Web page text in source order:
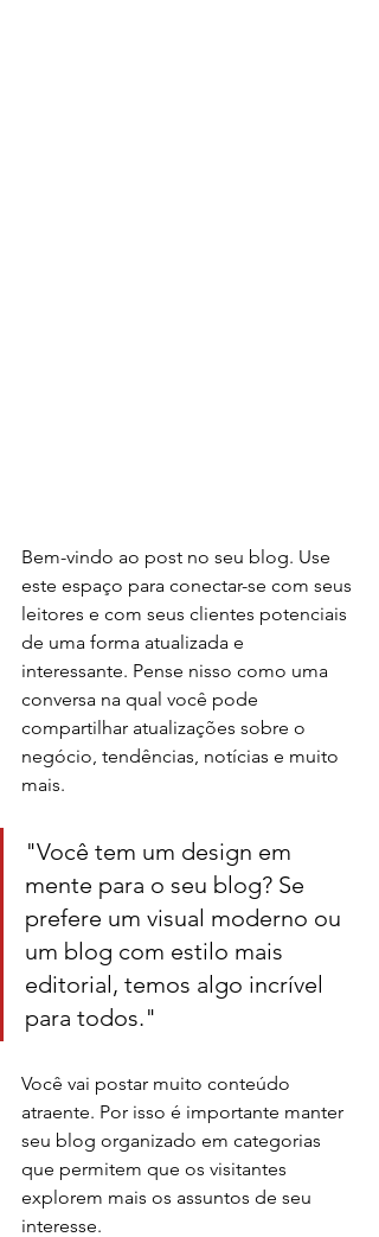
Bem-vindo ao post no seu blog. Use
este espaço para conectar-se com seus
leitores e com seus clientes potenciais
de uma forma atualizada e
interessante. Pense nisso como uma
conversa na qual você pode
compartilhar atualizações sobre o
negócio, tendências, notícias e muito
mais.
"Você tem um design em
mente para o seu blog? Se
prefere um visual moderno ou
um blog com estilo mais
editorial, temos algo incrível
para todos."
Você vai postar muito conteúdo
atraente. Por isso é importante manter
seu blog organizado em categorias
que permitem que os visitantes
explorem mais os assuntos de seu
interesse.